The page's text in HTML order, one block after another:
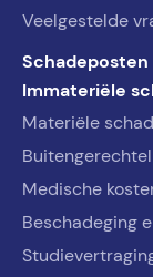
Veelgestelde
Schadeposten
Immateriële
Materiële
Medische
Beschadeging